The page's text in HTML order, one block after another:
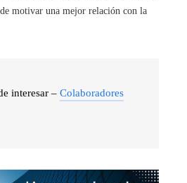
motivar una mejor relación con la
interesar – Colaboradores